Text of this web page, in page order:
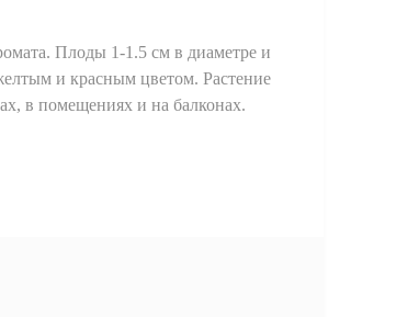
Плоды 1-1.5 см в диаметре и
и красным цветом. Растение
в помещениях и на балконах.